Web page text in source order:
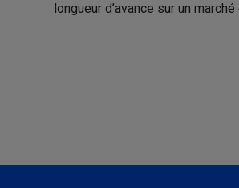
longueur d’avance sur un